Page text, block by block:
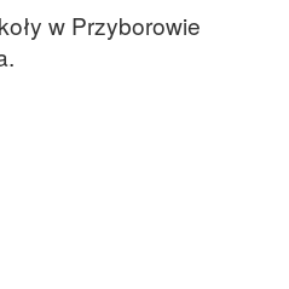
w Przyborowie